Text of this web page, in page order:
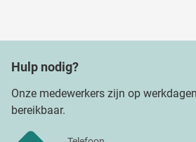
Hulp nodig?
Onze medewerkers zijn op
bereikbaar.